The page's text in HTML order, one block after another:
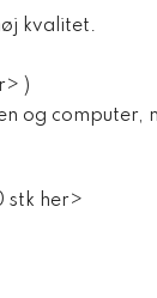
kvalitet.
)
og computer,
stk her>